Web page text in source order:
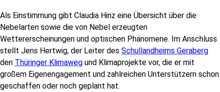
Als Einstimmung gibt Claudia Hinz eine Übersicht über die
Nebelarten sowie die von Nebel erzeugten
Wettererscheinungen und optischen Phänomene. Im Anschluss
stellt Jens Hertwig, der Leiter des Schullandheims Geraberg
den Thüringer Klimaweg und Klimaprojekte vor, die er mit
großem Eigenengagement und zahlreichen Unterstützern schon
geschaffen oder noch geplant hat.